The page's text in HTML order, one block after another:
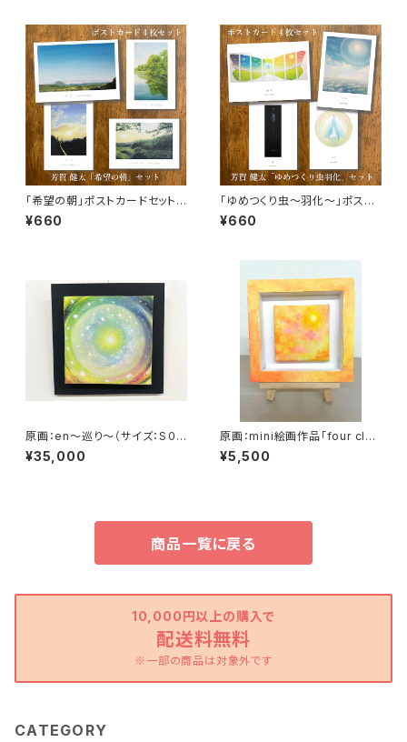
「希望の朝」ポストカードセット
（4枚入り）
¥660
「ゆめつくり虫～羽化～」ポスト
カードセット（4枚入り）
¥660
原画：en～巡り～（サイズ：S０
号：よこ18.5cm×たて18.5㎝×
奥行3.5㎝・額縁なし）
¥35,000
原画：mini絵画作品「four clov
ers sky orange」
¥5,500
商品一覧に戻る
10,000円以上の購入で
配送料無料
※一部の商品は対象外です
CATEGORY